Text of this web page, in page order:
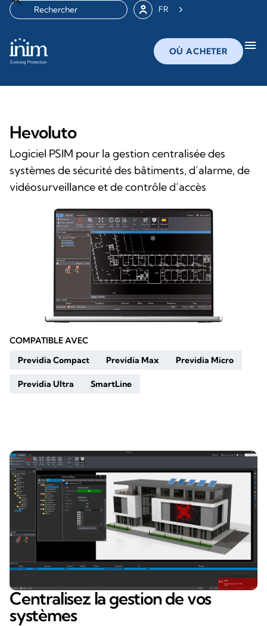
FR
OÙ ACHETER menu
Hevoluto
Logiciel PSIM pour la gestion centralisée des
systèmes de sécurité des bâtiments, d’alarme, de
vidéosurveillance et de contrôle d’accès
COMPATIBLE AVEC
Previdia Compact
Previdia Max Previdia Micro
Previdia Ultra SmartLine
Centralisez la gestion de vos
systèmes